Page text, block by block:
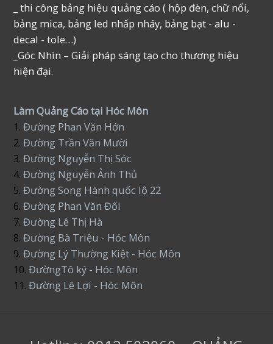
_ thi công bảng hiệu quảng cáo ( hộp đèn, chữ nổi,
bảng mica, bảng led nhấp nháy, bảng bạt - alu -
decal - tole…)
_Góc Nhìn – Giải pháp sáng tạo cho thương hiệu
hiện đại.
Làm Quảng Cáo tại Hóc Môn
1.Đường Phan Văn Hớn
2.Đường Trần Văn Mười
3.Đường Nguyễn Thị Sóc
4. Đường Nguyễn Ảnh Thủ
5.Đường Song Hành quốc lộ 22
6.Đường Phan Văn Đối
7. Đường Lê Thị Hà
8.Đường Bà Triệu - Hóc Môn
9.Đường Lý Thường Kiệt - Hóc Môn
10.ĐườngTô ký - Hóc Môn
11.Đường Lê Lợi - Hóc Môn